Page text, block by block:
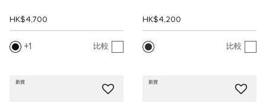
HK$4,700
1 比較
HK$4,200
比較
新貨 新貨